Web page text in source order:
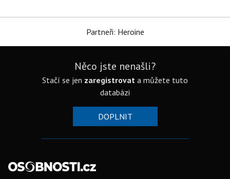
Partneři: Heroine
Něco jste nenašli?
Stačí se jen zaregistrovat a můžete tuto
databázi
DOPLNIT